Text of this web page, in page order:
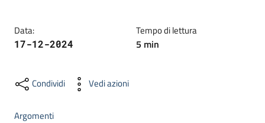
Argomenti
Data:
17-12-2024
Tempo di lettura
5 min
Condividi Vedi azioni
Argomenti